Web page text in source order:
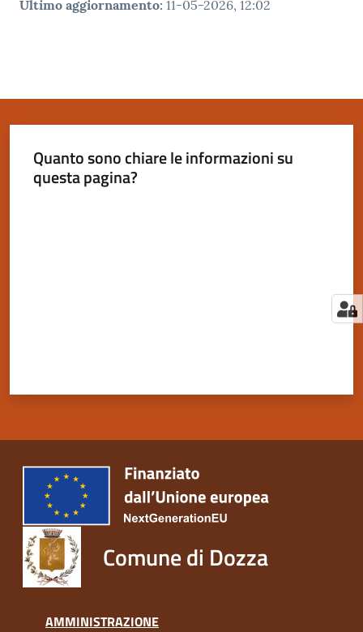
Ultimo aggiornamento: 11-05-2026, 12:02
Quanto sono chiare le informazioni su
questa pagina?
Comune di Dozza
AMMINISTRAZIONE